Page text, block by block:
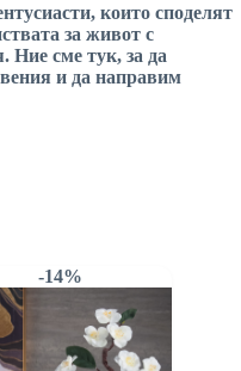
които споделят
за живот с
Ние сме тук, за да
и да направим
-14%